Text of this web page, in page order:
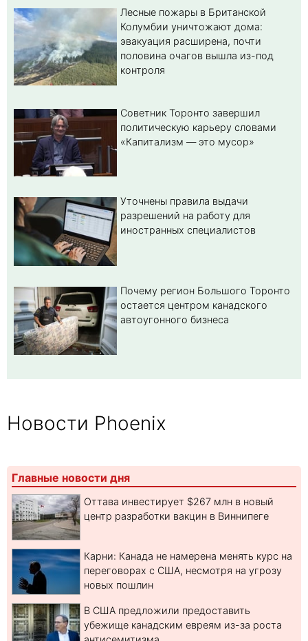
Лесные пожары в Британской
Колумбии уничтожают дома:
эвакуация расширена, почти
половина очагов вышла из-под
контроля
Советник Торонто завершил
политическую карьеру словами
«Капитализм — это мусор»
Уточнены правила выдачи
разрешений на работу для
иностранных специалистов
Почему регион Большого Торонто
остается центром канадского
автоугонного бизнеса
Новости Phoenix
Главные новости дня
Оттава инвестирует $267 млн в новый
центр разработки вакцин в Виннипеге
Карни: Канада не намерена менять курс на
переговорах с США, несмотря на угрозу
новых пошлин
В США предложили предоставить
убежище канадским евреям из-за роста